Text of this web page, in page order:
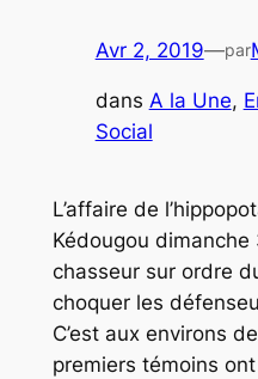
Avr 2, 2019—par
dans A la Une,
Social
L’affaire de
Kédougou dimanche
chasseur sur ordre
choquer les
C’est aux environs
premiers témoins